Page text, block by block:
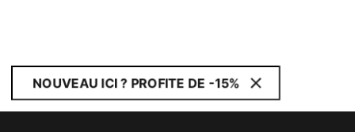
NOUVEAU ICI ? PROFITE DE -15%